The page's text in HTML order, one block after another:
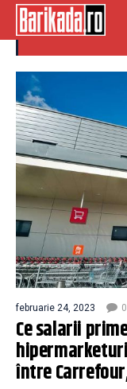
arrefour
februarie 24, 2023
Ce salarii
între